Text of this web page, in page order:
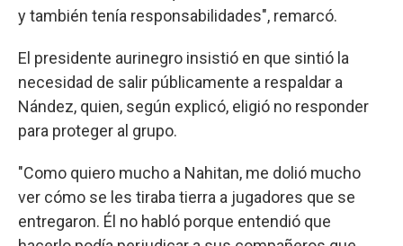
y también tenía responsabilidades", remarcó.
El presidente aurinegro insistió en que sintió la
necesidad de salir públicamente a respaldar a
Nández, quien, según explicó, eligió no responder
para proteger al grupo.
"Como quiero mucho a Nahitan, me dolió mucho
ver cómo se les tiraba tierra a jugadores que se
entregaron. Él no habló porque entendió que